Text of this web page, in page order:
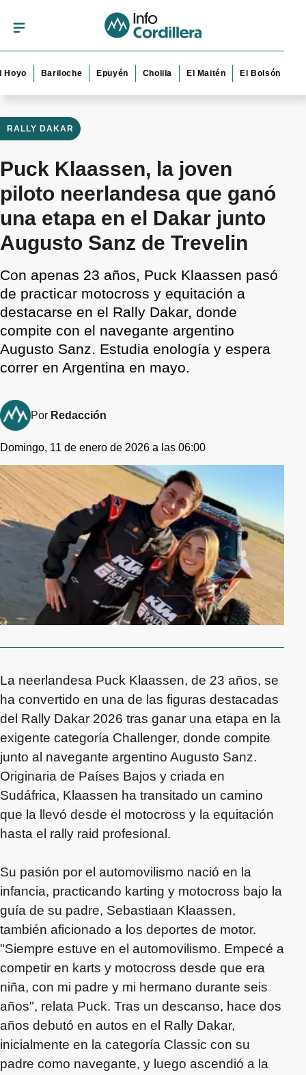
Bariloche Epuyén Cholila El Maitén El Bolsón Esquel
RALLY DAKAR
Puck Klaassen, la joven
piloto neerlandesa que ganó
una etapa en el Dakar junto
Augusto Sanz de Trevelin
Con apenas 23 años, Puck Klaassen pasó
de practicar motocross y equitación a
destacarse en el Rally Dakar, donde
compite con el navegante argentino
Augusto Sanz. Estudia enología y espera
correr en Argentina en mayo.
Por Redacción
Domingo, 11 de enero de 2026 a las 06:00
La neerlandesa Puck Klaassen, de 23 años, se
ha convertido en una de las figuras destacadas
del Rally Dakar 2026 tras ganar una etapa en la
exigente categoría Challenger, donde compite
junto al navegante argentino Augusto Sanz.
Originaria de Países Bajos y criada en
Sudáfrica, Klaassen ha transitado un camino
que la llevó desde el motocross y la equitación
hasta el rally raid profesional.
Su pasión por el automovilismo nació en la
infancia, practicando karting y motocross bajo la
guía de su padre, Sebastiaan Klaassen,
también aficionado a los deportes de motor.
"Siempre estuve en el automovilismo. Empecé a
competir en karts y motocross desde que era
niña, con mi padre y mi hermano durante seis
años", relata Puck. Tras un descanso, hace dos
años debutó en autos en el Rally Dakar,
inicialmente en la categoría Classic con su
padre como navegante, y luego ascendió a la